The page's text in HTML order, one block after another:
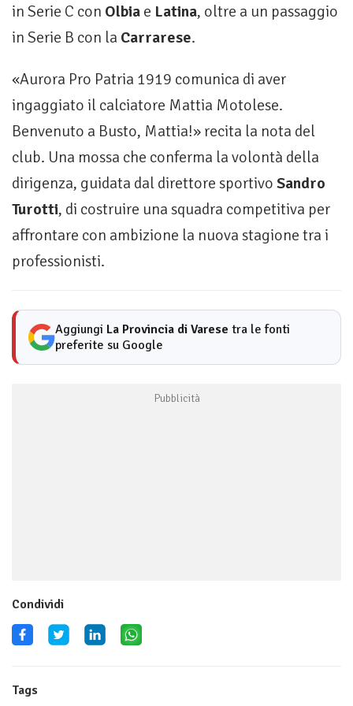
in Serie C con Olbia e Latina, oltre a un passaggio
in Serie B con la Carrarese.
«Aurora Pro Patria 1919 comunica di aver
ingaggiato il calciatore Mattia Motolese.
Benvenuto a Busto, Mattia!» recita la nota del
club. Una mossa che conferma la volontà della
dirigenza, guidata dal direttore sportivo Sandro
Turotti, di costruire una squadra competitiva per
affrontare con ambizione la nuova stagione tra i
professionisti.
Aggiungi La Provincia di Varese tra le fonti
preferite su Google
Condividi
Tags